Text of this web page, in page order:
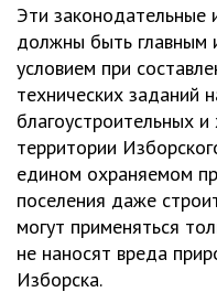
Эти законодательные
должны быть главным
условием при
технических заданий
благоустроительных
территории
едином охраняемом
поселения даже
могут применяться
не наносят вреда
Изборска.